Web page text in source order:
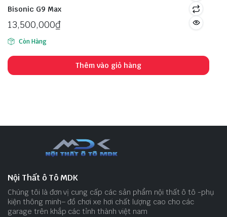
Bisonic G9 Max
13,500,000₫
Còn Hàng
Thêm vào giỏ hàng
Nội Thất ô Tô MDK
Chúng tôi là đơn vị cung cấp các sản phẩm nội thất ô tô -phụ
kiện thông minh– đồ chơi xe hơi chất lượng cao cho các
garage trên khắp các tỉnh thành việt nam